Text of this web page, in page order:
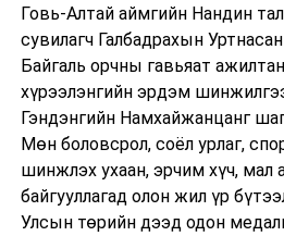
Говь-Алтай аймгийн Нандин
сувилагч Галбадрахын
Байгаль орчны гавьяат
хүрээлэнгийн эрдэм
Гэндэнгийн Намхайжанцанг
Мөн боловсрол, соёл урлаг,
шинжлэх ухаан, эрчим хүч, мал
байгууллагад олон жил үр
Улсын төрийн дээд одон